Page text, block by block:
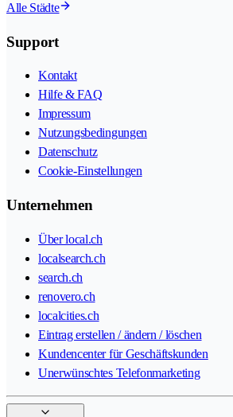
Alle Städte
Support
Kontakt
Hilfe & FAQ
Impressum
Nutzungsbedingungen
Datenschutz
Cookie-Einstellungen
Unternehmen
Über local.ch
localsearch.ch
search.ch
renovero.ch
localcities.ch
Eintrag erstellen / ändern / löschen
Kundencenter für Geschäftskunden
Unerwünschtes Telefonmarketing